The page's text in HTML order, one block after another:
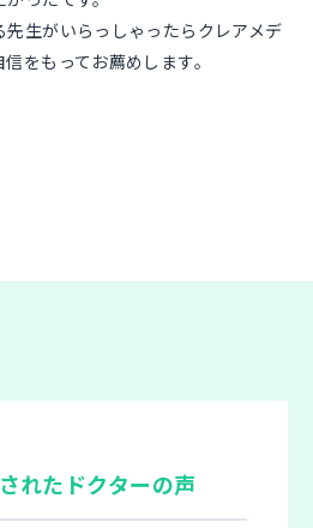
生がいらっしゃったらクレアメデ
をもってお薦めします。
れたドクターの声